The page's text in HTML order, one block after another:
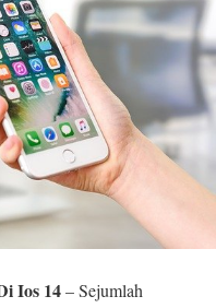
Ios 14– Sejumlah